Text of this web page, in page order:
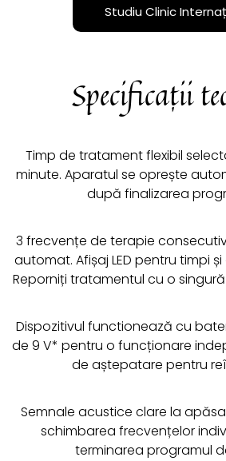
Studiu Clinic
Specificații
Timp de tratament flexibil
minute. Aparatul se oprește
după finalizarea
3 frecvențe de terapie
automat. Afișaj LED pentru timpi
Reporniți tratamentul cu o
Dispozitivul functionează cu
de 9 V* pentru o funcționare
de aștepatare pentru
Semnale acustice clare la
schimbarea frecvențelor
terminarea programul